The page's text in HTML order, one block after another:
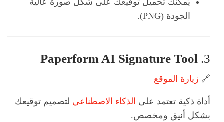
يُمكنك تحميل توقيعك على شكل صورة عالية
الجودة (PNG).
3.
Paperform AI Signature Tool
🔗 زيارة الموقع
أداة ذكية تعتمد على الذكاء الاصطناعي لتصميم توقيعك
بشكل أنيق ومخصص.